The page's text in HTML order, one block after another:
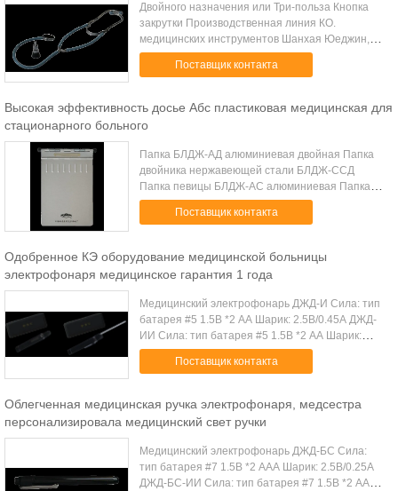
Двойного назначения или Три-польза Кнопка
закрутки Производственная линия КО.
медицинских инструментов Шанхая Юеджин,
Лтд (официально фабрика медицинского
инструмента Шанхая Юеджин) было основано в
Поставщик контакта
Высокая эффективность досье Абс пластиковая медицинская для
стационарного больного
Папка БЛДЖ-АД алюминиевая двойная Папка
двойника нержавеющей стали БЛДЖ-ССД
Папка певицы БЛДЖ-АС алюминиевая Папка
двойника АБС БЛДЖ-АБС (розовая)
Производственная линия КО. медицинских
Поставщик контакта
Одобренное КЭ оборудование медицинской больницы
электрофонаря медицинское гарантия 1 года
Медицинский электрофонарь ДЖД-И Сила: тип
батарея #5 1.5В *2 АА Шарик: 2.5В/0.45А ДЖД-
ИИ Сила: тип батарея #5 1.5В *2 АА Шарик:
2.5В/0.45А С депрессором языка
Производственная линия КО. медицинских
Поставщик контакта
Облегченная медицинская ручка электрофонаря, медсестра
персонализировала медицинский свет ручки
Медицинский электрофонарь ДЖД-БС Сила:
тип батарея #7 1.5В *2 ААА Шарик: 2.5В/0.25А
ДЖД-БС-ИИ Сила: тип батарея #7 1.5В *2 ААА